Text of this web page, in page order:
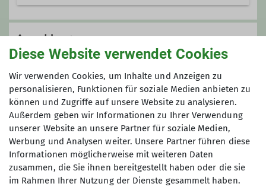
Bergbegeisterte Gruppe auf der
Schwäbischen Alb.
Anmeldung
Anmeldung bis
28.06.2026
Maximale Teilnehmeranzahl
Diese Website verwendet Cookies
Wir verwenden Cookies, um Inhalte und Anzeigen zu
personalisieren, Funktionen für soziale Medien anbieten zu
können und Zugriffe auf unsere Website zu analysieren.
Außerdem geben wir Informationen zu Ihrer Verwendung
unserer Website an unsere Partner für soziale Medien,
Werbung und Analysen weiter. Unsere Partner führen diese
Informationen möglicherweise mit weiteren Daten
zusammen, die Sie ihnen bereitgestellt haben oder die sie
im Rahmen Ihrer Nutzung der Dienste gesammelt haben.